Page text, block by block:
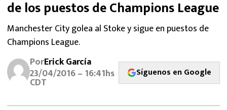
ATLANTE
SELECCIÓN MEXICANA
de los puestos de Champions League
Manchester City golea al Stoke y sigue en puestos de
Champions League.
PorErick García
23/04/2016 – 16:41hs
CDT
Síguenos en Google